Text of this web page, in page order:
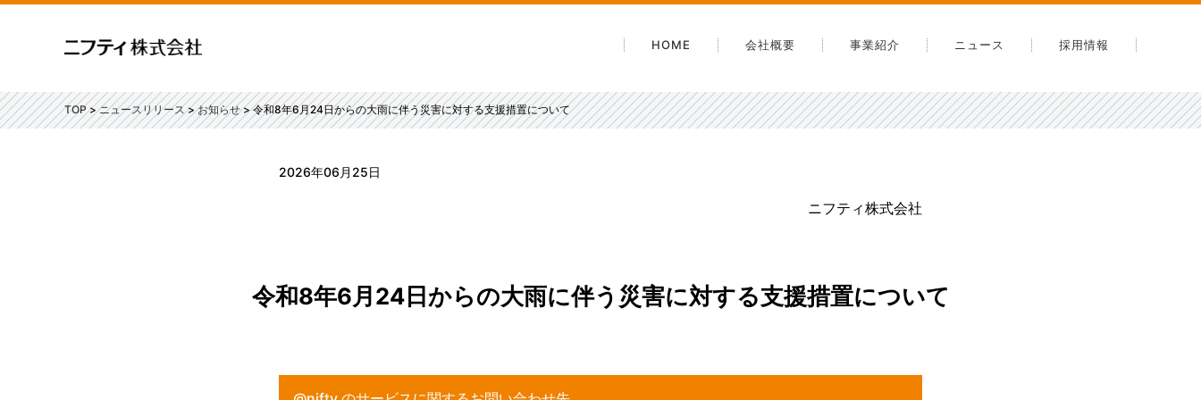
HOME 会社概要
沿革
アクセスマップ
事業紹介 ニュース 採用情報
TOP ニュースリリース お知らせ 令和8年6月24日からの大雨に伴う災害に対する支援措置について
2026年06月25日
ニフティ株式会社
令和8年6月24日からの大雨に伴う災害に対する支援措置について